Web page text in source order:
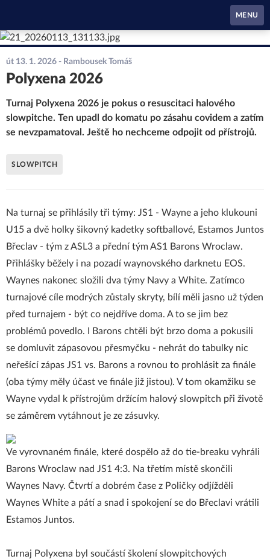
MENU
út 13. 1. 2026 - Rambousek Tomáš
Polyxena 2026
Turnaj Polyxena 2026 je pokus o resuscitaci halového
slowpitche. Ten upadl do komatu po zásahu covidem a zatím
se nevzpamatoval. Ještě ho nechceme odpojit od přístrojů.
SLOWPITCH
Na turnaj se přihlásily tři týmy: JS1 - Wayne a jeho klukouni
U15 a dvě holky šikovný kadetky softballové, Estamos Juntos
Břeclav - tým z ASL3 a přední tým AS1 Barons Wroclaw.
Přihlášky běžely i na pozadí waynovského darknetu EOS.
Waynes nakonec složili dva týmy Navy a White. Zatímco
turnajové cíle modrých zůstaly skryty, bílí měli jasno už týden
před turnajem - být co nejdříve doma. A to se jim bez
problémů povedlo. I Barons chtěli být brzo doma a pokusili
se domluvit zápasovou přesmyčku - nehrát do tabulky nic
neřešící zápas JS1 vs. Barons a rovnou to prohlásit za finále
(oba týmy měly účast ve finále již jistou). V tom okamžiku se
Wayne vydal k přístrojům držícím halový slowpitch při životě
se záměrem vytáhnout je ze zásuvky.
Ve vyrovnaném finále, které dospělo až do tie-breaku vyhráli
Barons Wroclaw nad JS1 4:3. Na třetím místě skončili
Waynes Navy. Čtvrtí a dobrém čase z Poličky odjížděli
Waynes White a pátí a snad i spokojení se do Břeclavi vrátili
Estamos Juntos.
Turnaj Polyxena byl součástí školení slowpitchových